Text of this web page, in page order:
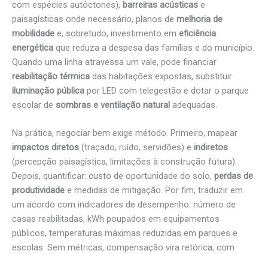
com espécies autóctones), barreiras acústicas e
paisagísticas onde necessário, planos de melhoria de
mobilidade e, sobretudo, investimento em eficiência
energética que reduza a despesa das famílias e do município.
Quando uma linha atravessa um vale, pode financiar
reabilitação térmica das habitações expostas, substituir
iluminação pública por LED com telegestão e dotar o parque
escolar de sombras e ventilação natural adequadas.
Na prática, negociar bem exige método. Primeiro, mapear
impactos diretos (traçado, ruído, servidões) e indiretos
(percepção paisagística, limitações à construção futura).
Depois, quantificar: custo de oportunidade do solo, perdas de
produtividade e medidas de mitigação. Por fim, traduzir em
um acordo com indicadores de desempenho: número de
casas reabilitadas, kWh poupados em equipamentos
públicos, temperaturas máximas reduzidas em parques e
escolas. Sem métricas, compensação vira retórica; com